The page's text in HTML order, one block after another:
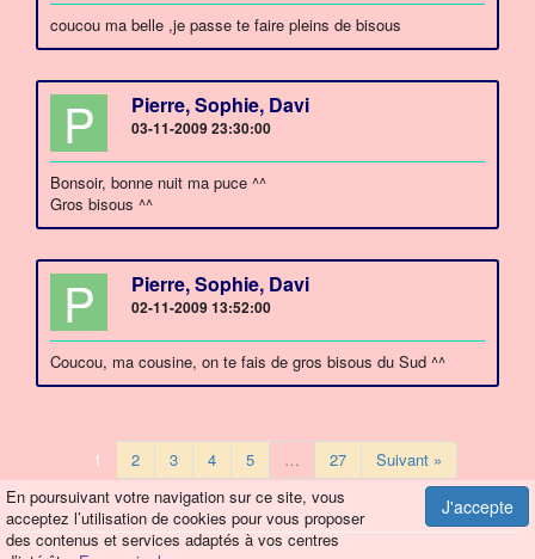
En poursuivant votre navigation sur ce site, vous
acceptez l’utilisation de cookies pour vous proposer
des contenus et services adaptés à vos centres
J'accepte
coucou ma belle ,je passe te faire pleins de bisous
P Pierre, Sophie, Davi
03-11-2009 23:30:00
Bonsoir, bonne nuit ma puce ^^
Gros bisous ^^
P Pierre, Sophie, Davi
02-11-2009 13:52:00
Coucou, ma cousine, on te fais de gros bisous du Sud ^^
1 2 3 4 5 … 27 Suivant »